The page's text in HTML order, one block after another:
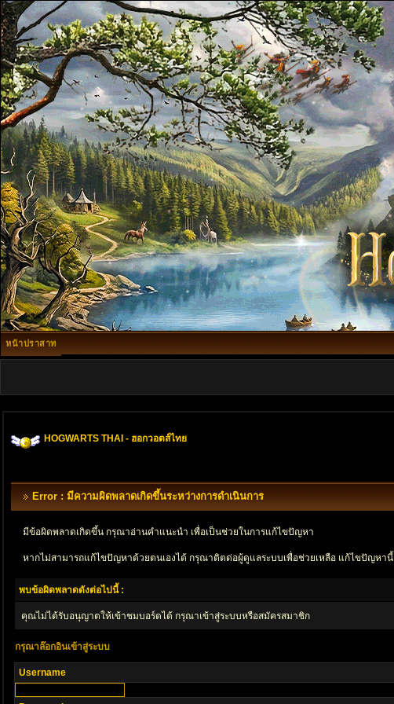
หน้าปราสาท
HOGWARTS THAI - ฮอกวอตส์ไทย
Error : มีความผิดพลาดเกิดขึ้นระหว่างการดำเนินการ
มีข้อผิดพลาดเกิดขึ้น กรุณาอ่านคำแนะนำ เพื่อเป็นช่วยในการแก้ไขปัญหา
หากไม่สามารถแก้ไขปัญหาด้วยตนเองได้ กรุณาติตด่อผู้ดูแลระบบเพื่อช่วยเหลือ แก้ไขปัญหานี้
พบข้อผิดพลาดดังต่อไปนี้ :
คุณไม่ได้รับอนุญาตให้เข้าชมบอร์ดได้ กรุณาเข้าสู่ระบบหรือสมัครสมาชิก
กรุณาล๊อกอินเข้าสู่ระบบ
Username